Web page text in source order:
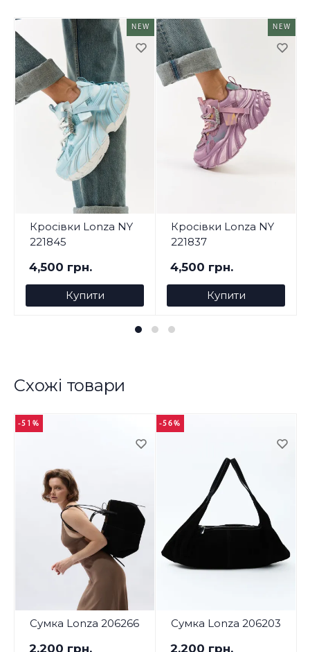
NEW
Кросівки Lonza NY
221845
4,500 грн.
Купити
NEW
Кросівки Lonza NY
221837
4,500 грн.
Купити
Схожі товари
-51%
Сумка Lonza 206266
2,200 грн.
-56%
Сумка Lonza 206203
2,200 грн.